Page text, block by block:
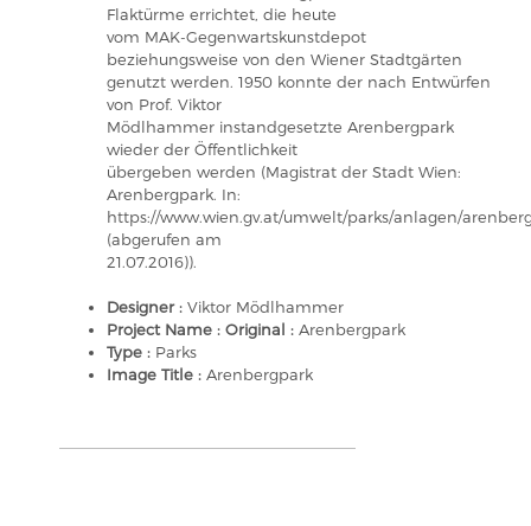
Flaktürme errichtet, die heute
vom MAK-Gegenwartskunstdepot
beziehungsweise von den Wiener Stadtgärten
genutzt werden. 1950 konnte der nach Entwürfen
von Prof. Viktor
Mödlhammer instandgesetzte Arenbergpark
wieder der Öffentlichkeit
übergeben werden (Magistrat der Stadt Wien:
Arenbergpark. In:
https://www.wien.gv.at/umwelt/parks/anlagen/
(abgerufen am
21.07.2016)).
Designer : Viktor Mödlhammer
Project Name : Original : Arenbergpark
Type : Parks
Image Title : Arenbergpark